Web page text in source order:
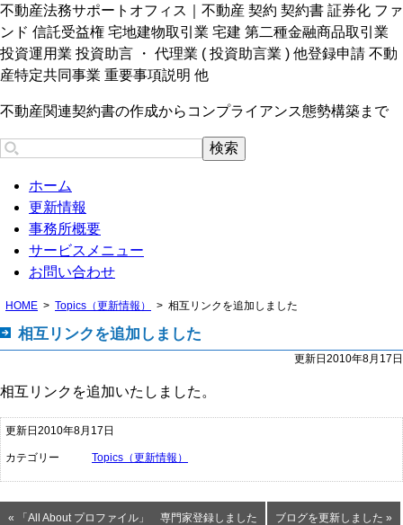
不動産法務サポートオフィス｜不動産 契約 契約書 証券化 ファ
ンド 信託受益権 宅地建物取引業 宅建 第二種金融商品取引業
投資運用業 投資助言 ・ 代理業 ( 投資助言業 ) 他登録申請 不動
産特定共同事業 重要事項説明 他
不動産関連契約書の作成からコンプライアンス態勢構築まで
ホーム
更新情報
事務所概要
サービスメニュー
お問い合わせ
HOME Topics（更新情報） 相互リンクを追加しました
相互リンクを追加しました
更新日2010年8月17日
相互リンクを追加いたしました。
更新日2010年8月17日
カテゴリー Topics（更新情報）
« 「All About プロファイル」 専門家登録しました ブログを更新しました »